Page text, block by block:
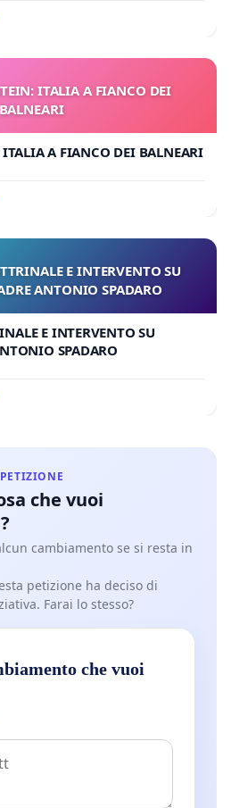
ITALIA A FIANCO DEI
BALNEARI
A FIANCO DEI BALNEARI
E INTERVENTO SU
ANTONIO SPADARO
E INTERVENTO SU
SPADARO
che vuoi
cambiamento se si resta in
petizione ha deciso di
Farai lo stesso?
che vuoi